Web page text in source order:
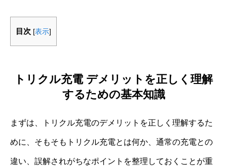
目次 [表示]
トリクル充電 デメリットを正しく理解
するための基本知識
まずは、トリクル充電のデメリットを正しく理解するた
めに、そもそもトリクル充電とは何か、通常の充電との
違い、誤解されがちなポイントを整理しておくことが重